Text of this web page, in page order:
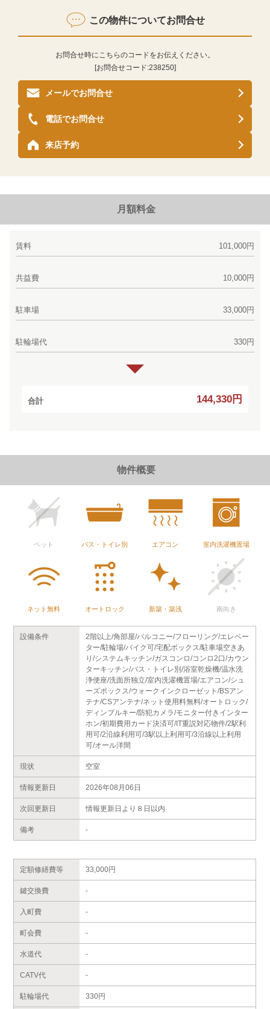
この物件についてお問合せ
お問合せ時にこちらのコードをお伝えください。
[お問合せコード:238250]
メールでお問合せ
来店予約
電話でお問合せ
月額料金
賃料 101,000円
共益費 10,000円
駐車場 33,000円
駐輪場代 330円
合計 144,330円
物件概要
ペット バス・トイレ別 エアコン 室内洗濯機置場
ネット無料 オートロック 新築・築浅 南向き
設備条件
2階以上/角部屋/バルコニー/フローリング/エレベー
ター/駐輪場/バイク可/宅配ボックス/駐車場空きあ
り/システムキッチン/ガスコンロ/コンロ2口/カウン
ターキッチン/バス・トイレ別/浴室乾燥機/温水洗
浄便座/洗面所独立/室内洗濯機置場/エアコン/シュ
ーズボックス/ウォークインクローゼット/BSアン
テナ/CSアンテナ/ネット使用料無料/オートロック/
ディンプルキー/防犯カメラ/モニター付きインター
ホン/初期費用カード決済可/IT重説対応物件/2駅利
用可/2沿線利用可/3駅以上利用可/3沿線以上利用
可/オール洋間
現状 空室
情報更新日 2026年08月06日
次回更新日 情報更新日より８日以内
備考 -
定額修繕費等 33,000円
鍵交換費 -
入町費 -
町会費 -
水道代 -
CATV代 -
駐輪場代 330円